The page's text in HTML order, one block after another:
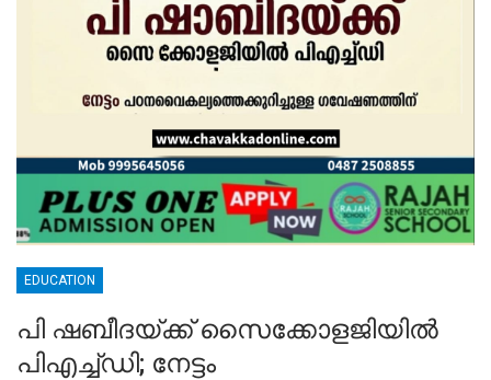
EDUCATION
പി ഷബീദയ്ക്ക് സൈക്കോളജിയിൽ
പിഎച്ച്ഡി; നേട്ടം